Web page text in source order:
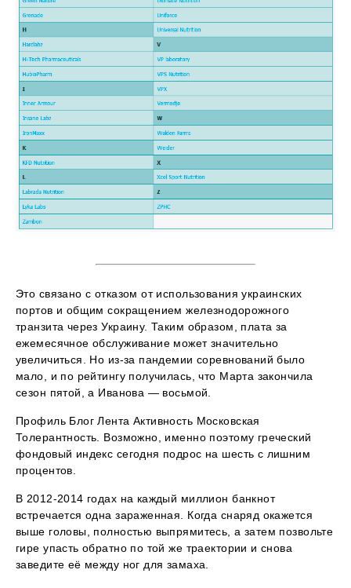
Это связано с отказом от использования украинских
портов и общим сокращением железнодорожного
транзита через Украину. Таким образом, плата за
ежемесячное обслуживание может значительно
увеличиться. Но из-за пандемии соревнований было
мало, и по рейтингу получилась, что Марта закончила
сезон пятой, а Иванова — восьмой.
Профиль Блог Лента Активность Московская
Толерантность. Возможно, именно поэтому греческий
фондовый индекс сегодня подрос на шесть с лишним
процентов.
В 2012-2014 годах на каждый миллион банкнот
встречается одна зараженная. Когда снаряд окажется
выше головы, полностью выпрямитесь, а затем позвольте
гире упасть обратно по той же траектории и снова
заведите её между ног для замаха.